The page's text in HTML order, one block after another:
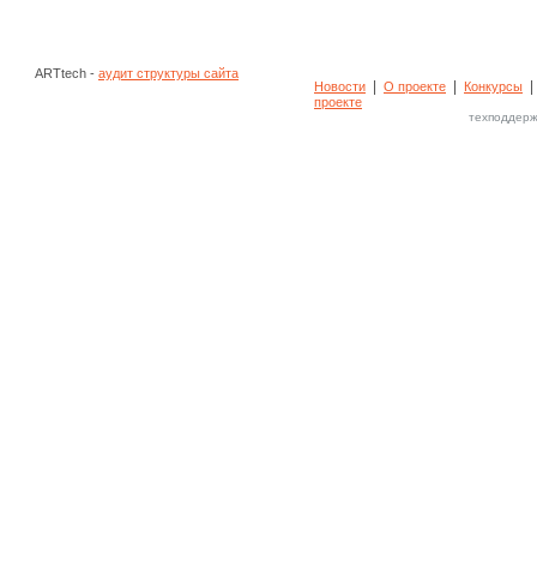
ARTtech - аудит структуры сайта
Новости
О проекте Конкурсы
проекте